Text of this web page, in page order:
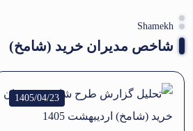
Shamekh
شاخص مدیران خرید (شامخ)
1405/04/23